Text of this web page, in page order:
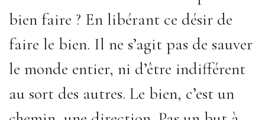
bien faire ? En libérant ce désir de
faire le bien. Il ne s’agit pas de sauver
le monde entier, ni d’être indifférent
au sort des autres. Le bien, c’est un